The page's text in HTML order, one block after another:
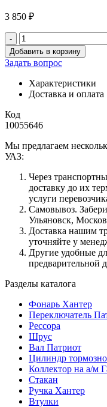
3 850 ₽
-
Количество
товара
Вал
промежуточный
КПП
ти
ст.
3302
(без
Добавить в корзину
Задать вопрос
Характеристики
Доставка и оплата
Код
10055646
Мы предлагаем
УАЗ:
Через
доставку до их
услуги
Самовывоз.
Ульяновск,
Доставка нашим
уточняйте у
Другие удобные
предварительной
Разделы каталога
Фонарь Хантер
Переключатель
Рессора
Шрус
Вал Патриот
Цилиндр
Коллектор на а/м
Стакан
Ручка Хантер
Втулки